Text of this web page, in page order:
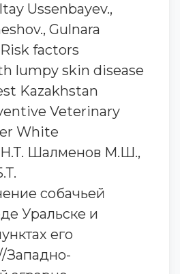
Ussenbayev.,
Gulnara
factors
lumpy skin disease
Kazakhstan
Veterinary
White
Н.Т. Шалменов М.Ш.,
собачьей
Уральске и
его
Западно-